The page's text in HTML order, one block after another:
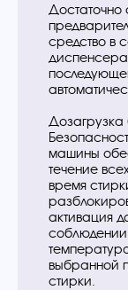
Достаточно
средство в
Дозагрузка
машины
течение
время
активация
соблюдении
выбранной
стирки.